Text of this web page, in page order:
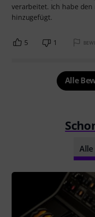
verarbeitet. Ich habe den
hinzugefügt.
5 1
Alle
Alle